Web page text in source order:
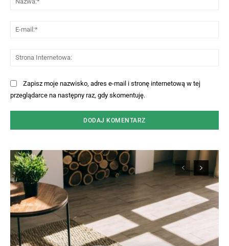
Zapisz moje nazwisko, adres e-mail i stronę internetową w tej
przeglądarce na następny raz, gdy skomentuję.